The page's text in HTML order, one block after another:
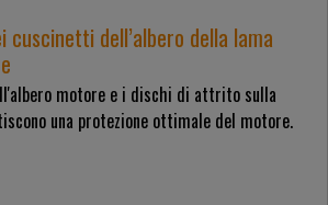
cuscinetti dell’albero della lama
motore e i dischi di attrito sulla
una protezione ottimale del motore.